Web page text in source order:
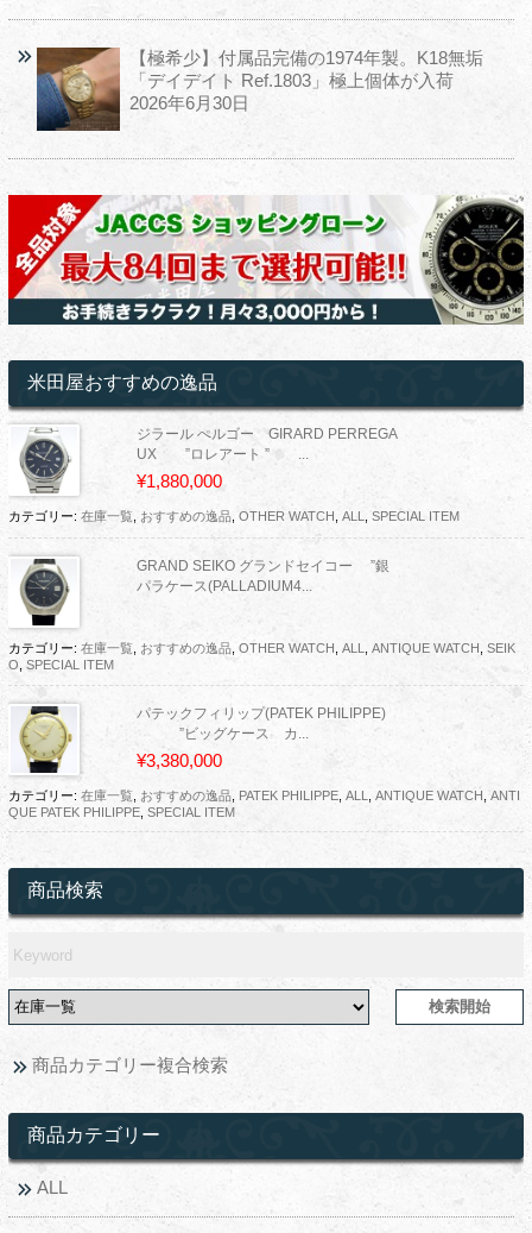
【極希少】付属品完備の1974年製。K18無垢
「デイデイト Ref.1803」極上個体が入荷
2026年6月30日
米田屋おすすめの逸品
ジラール ぺルゴー GIRARD PERREGA
UX ”ロレアート ” ...
¥1,880,000
カテゴリー: 在庫一覧, おすすめの逸品, OTHER WATCH ALL SPECIAL ITEM
GRAND SEIKO グランドセイコー ”銀
パラケース(PALLADIUM4...
カテゴリー: 在庫一覧, おすすめの逸品, OTHER WATCH ALL ANTIQUE WATCH SEIK
O SPECIAL ITEM
パテックフィリップ(PATEK PHILIPPE)
”ビッグケース カ...
¥3,380,000
カテゴリー: 在庫一覧, おすすめの逸品, PATEK PHILIPPE, ALL ANTIQUE WATCH ANTI
QUE PATEK PHILIPPE, SPECIAL ITEM
商品検索
商品カテゴリー複合検索
商品カテゴリー
ALL